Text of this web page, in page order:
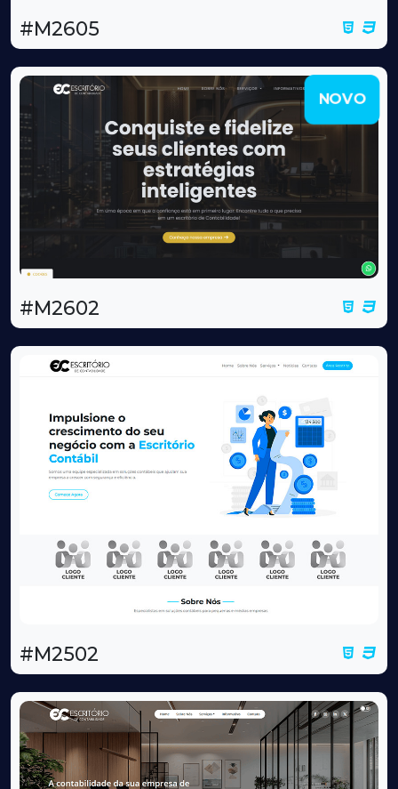
#M2605
NOVO
#M2602
#M2502